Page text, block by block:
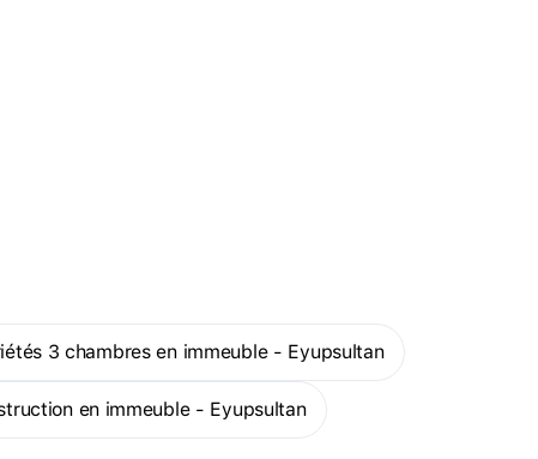
3 chambres en immeuble - Eyupsultan
en immeuble - Eyupsultan